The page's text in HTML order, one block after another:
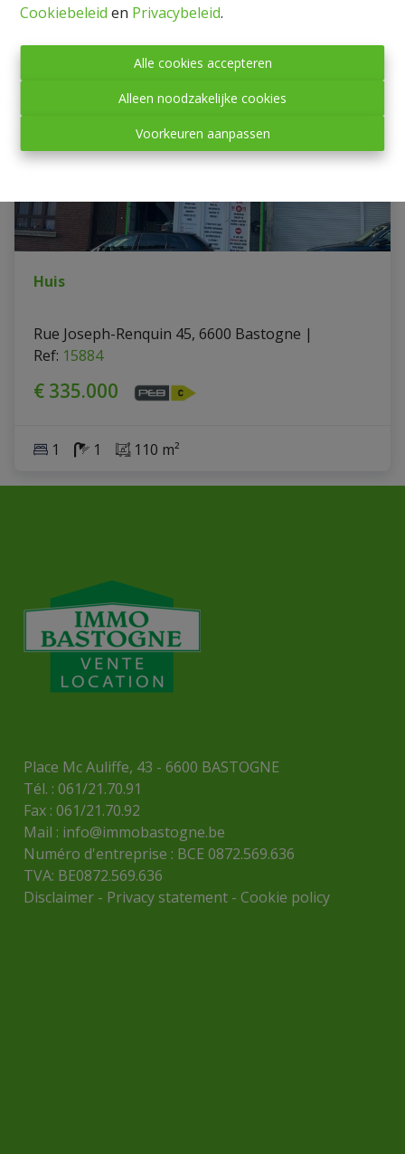
Cookiebeleid en Privacybeleid.
Alle cookies accepteren
Alleen noodzakelijke cookies
Voorkeuren aanpassen
Huis
Rue Joseph-Renquin 45, 6600 Bastogne |
Ref: 15884
€ 335.000
1 1 110 m²
Place Mc Auliffe, 43 - 6600 BASTOGNE
Tél. : 061/21.70.91
Fax : 061/21.70.92
Mail : info@immobastogne.be
Numéro d'entreprise : BCE 0872.569.636
TVA: BE0872.569.636
Disclaimer - Privacy statement - Cookie policy